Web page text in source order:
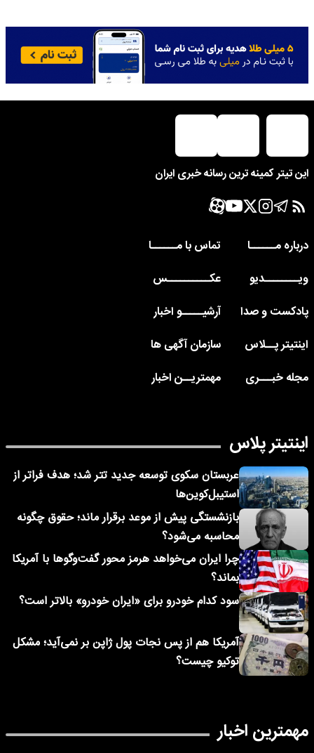
این تیتر کمینه ترین رسانه خبری ایران
درباره مــــــا
تماس با مــــــا
ویــــــــدیو
عکــــــــــس
پادکست و صدا
آرشیـــــو اخبار
اینتیتر پــلاس
سازمان آگهی ها
مجله خبـــری
مهمتریــن اخبار
اینتیتر پلاس
عربستان سکوی توسعه جدید تتر شد؛ هدف فراتر از
استیبل‌کوین‌ها
بازنشستگی پیش از موعد برقرار ماند؛ حقوق چگونه
محاسبه می‌شود؟
چرا ایران می‌خواهد هرمز محور گفت‌وگوها با آمریکا
بماند؟
سود کدام خودرو برای «ایران خودرو» بالاتر است؟
آمریکا هم از پس نجات پول ژاپن بر نمی‌آید؛ مشکل
توکیو چیست؟
مهمترین اخبار